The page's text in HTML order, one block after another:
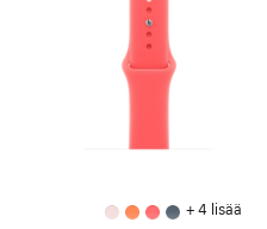
+ 4 lisää